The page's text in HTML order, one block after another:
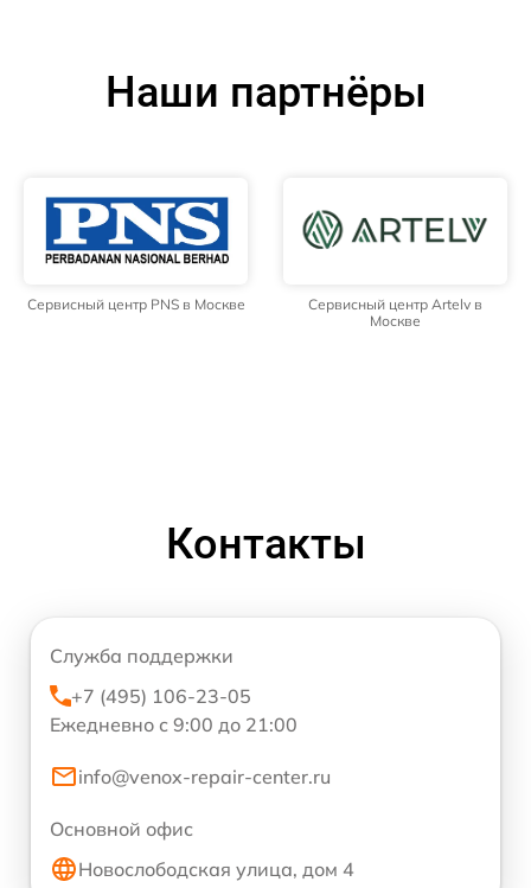
Наши партнёры
Сервисный центр PNS в Москве
Сервисный центр Artelv в
Москве
Контакты
Служба поддержки
+7 (495) 106-23-05
Ежедневно с 9:00 до 21:00
info@venox-repair-center.ru
Основной офис
Новослободская улица, дом 4